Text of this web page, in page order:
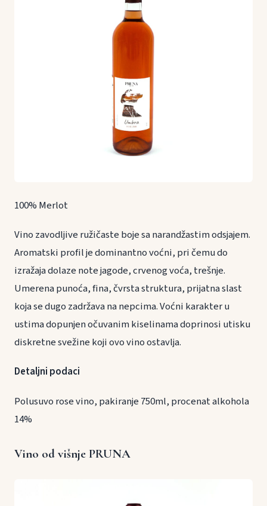
100% Merlot
Vino zavodljive ružičaste boje sa narandžastim odsjajem.
Aromatski profil je dominantno voćni, pri čemu do
izražaja dolaze note jagode, crvenog voća, trešnje.
Umerena punoća, fina, čvrsta struktura, prijatna slast
koja se dugo zadržava na nepcima. Voćni karakter u
ustima dopunjen očuvanim kiselinama doprinosi utisku
diskretne svežine koji ovo vino ostavlja.
Detaljni podaci
Polusuvo rose vino, pakiranje 750ml, procenat alkohola
14%
Vino od višnje PRUNA